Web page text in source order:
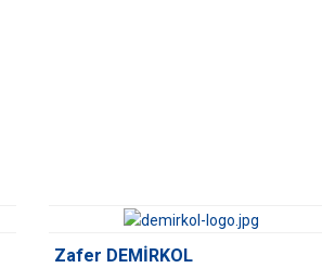
Zafer DEMİRKOL